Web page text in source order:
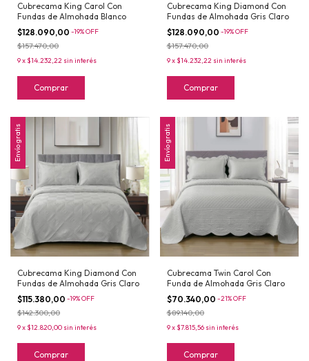
Cubrecama King Carol Con
Fundas de Almohada Blanco
$128.090,00 -19%OFF
$157.470,00
9x$14.232,22 sin interés
Comprar
Cubrecama King Diamond Con
Fundas de Almohada Gris Claro
$128.090,00 -19%OFF
$157.470,00
9x$14.232,22 sin interés
Comprar
Envío gratis
Cubrecama King Diamond Con
Fundas de Almohada Gris Claro
$115.380,00 -19%OFF
$142.300,00
9x$12.820,00 sin interés
Comprar
Envío gratis
Cubrecama Twin Carol Con
Funda de Almohada Gris Claro
$70.340,00 -21%OFF
$89.140,00
9x$7.815,56 sin interés
Comprar